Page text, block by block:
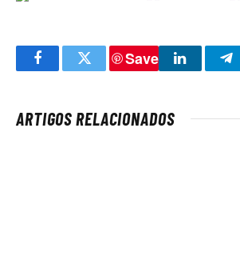
FacebookTwitter
Save
LinkedIn
ARTIGOS RELACIONADOS